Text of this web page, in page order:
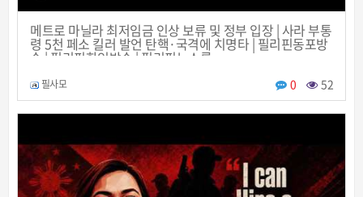
메트로 마닐라 최저임금 인상 보류 및 정부 입장 | 사라 부통
령 5천 페소 킬러 발언 탄핵·국격에 치명타 | 필리핀동포방
송 | 필리핀한인방송 | 필리핀뉴스룸
필사모 0 52